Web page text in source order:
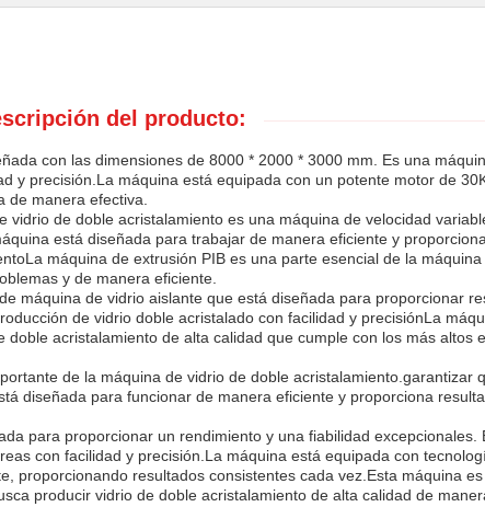
del producto:
con las dimensiones de 8000 * 2000 * 3000 mm. Es una
y precisión.La máquina está equipada con un potente motor de
de manera efectiva.
de doble acristalamiento es una máquina de velocidad
está diseñada para trabajar de manera eficiente y
máquina de extrusión PIB es una parte esencial de la
y de manera eficiente.
máquina de vidrio aislante que está diseñada para proporcionar
de vidrio doble acristalado con facilidad y precisiónLa
acristalamiento de alta calidad que cumple con los más altos
de la máquina de vidrio de doble acristalamiento.garantizar
diseñada para funcionar de manera eficiente y proporciona
para proporcionar un rendimiento y una fiabilidad excepcionales.
con facilidad y precisión.La máquina está equipada con
proporcionando resultados consistentes cada vez.Esta máquina
producir vidrio de doble acristalamiento de alta calidad de